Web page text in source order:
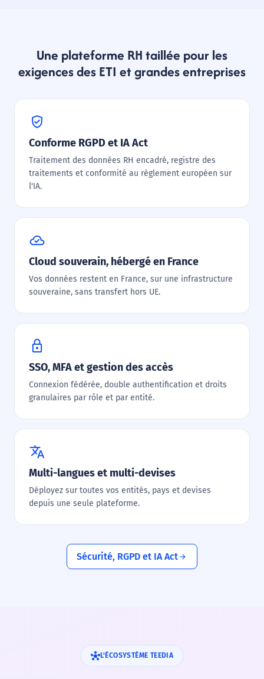
Une plateforme RH taillée pour les
exigences des ETI et grandes entreprises
verified_user
Conforme RGPD et IA Act
Traitement des données RH encadré, registre des
traitements et conformité au règlement européen sur
l'IA.
cloud_done
Cloud souverain, hébergé en France
Vos données restent en France, sur une infrastructure
souveraine, sans transfert hors UE.
lock
SSO, MFA et gestion des accès
Connexion fédérée, double authentification et droits
granulaires par rôle et par entité.
translate
Multi-langues et multi-devises
Déployez sur toutes vos entités, pays et devises
depuis une seule plateforme.
Sécurité, RGPD et IA Actarrow_forward
L'ÉCOSYSTÈME TEEDIA